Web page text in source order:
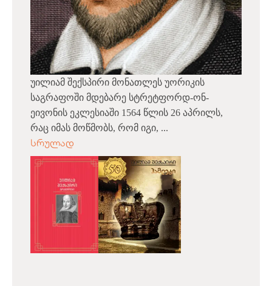
უილიამ შექსპირი მონათლეს უორიკის
საგრაფოში მდებარე სტრეტფორდ-ონ-
ეივონის ეკლესიაში 1564 წლის 26 აპრილს,
რაც იმას მოწმობს, რომ იგი, ...
სრულად